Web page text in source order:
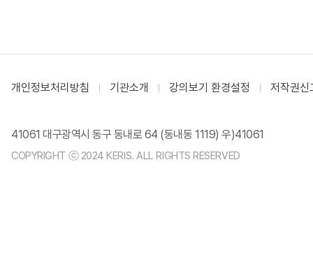
개인정보처리방침 기관소개 강의보기 환경설정 저작권신
41061 대구광역시 동구 동내로 64 (동내동 1119) 우)41061
COPYRIGHT ⓒ 2024 KERIS. ALL RIGHTS RESERVED